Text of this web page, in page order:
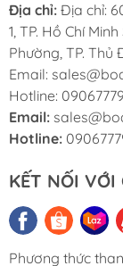
Địa chỉ: Địa chỉ:
1, TP. Hồ Chí
Phường, TP. Thủ
Email:
Hotline:
Email:
Hotline:
KẾT NỐI VỚI
Phương thức